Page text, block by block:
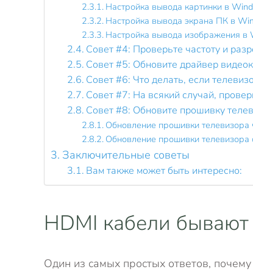
Настройка вывода картинки в
Настройка вывода экрана ПК в
Настройка вывода изображения в
Совет #4: Проверьте частоту и
Совет #5: Обновите драйвер
Совет #6: Что делать, если
Совет #7: На всякий случай,
Совет #8: Обновите прошивку
Обновление прошивки телевизора
Обновление прошивки
Заключительные советы
Вам также может быть интересно:
HDMI кабели
Один из самых простых ответов,